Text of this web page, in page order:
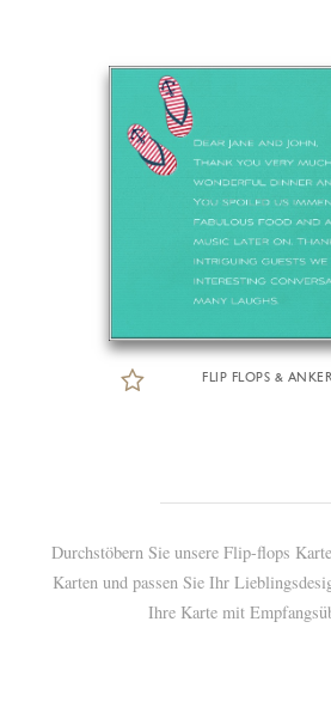
FLIP FLOPS &
Durchstöbern Sie unsere Flip-flops
Karten und passen Sie Ihr
Ihre Karte mit